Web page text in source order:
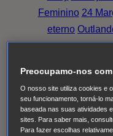
Feminino 24
eterno
Family Talks:
HUDSON &
Generation
NARROW
Lola Long
Preocupamo-nos
O nosso site utiliza cookies e
seu funcionamento, torná-lo
baseada nas suas atividades
sites. Para saber mais,
Para fazer escolhas